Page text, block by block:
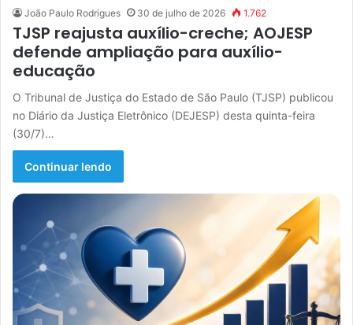
João Paulo Rodrigues 30 de julho de 2026 1.762
TJSP reajusta auxílio-creche; AOJESP
defende ampliação para auxílio-
educação
O Tribunal de Justiça do Estado de São Paulo (TJSP) publicou
no Diário da Justiça Eletrônico (DEJESP) desta quinta-feira
(30/7)…
Continuar lendo